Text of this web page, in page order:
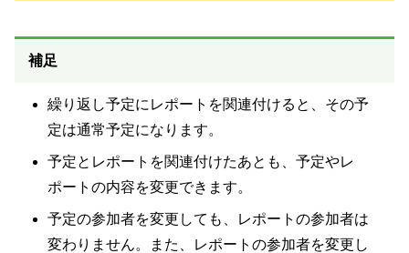
補足
繰り返し予定にレポートを関連付けると、その予
定は通常予定になります。
予定とレポートを関連付けたあとも、予定やレ
ポートの内容を変更できます。
予定の参加者を変更しても、レポートの参加者は
変わりません。また、レポートの参加者を変更し